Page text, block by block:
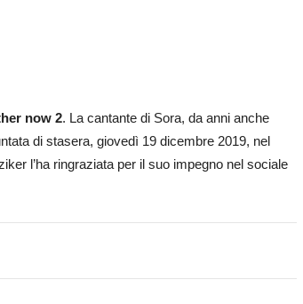
now 2. La cantante di Sora, da anni anche
di stasera, giovedì 19 dicembre 2019, nel
l’ha ringraziata per il suo impegno nel sociale